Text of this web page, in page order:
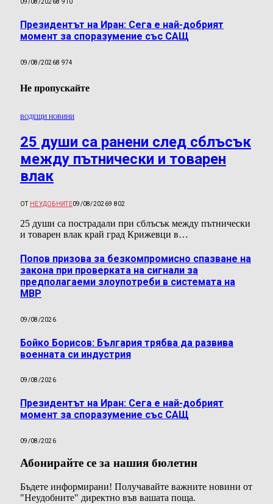
09/08/20268 910
Президентът на Иран: Сега е най-добрият
момент за споразумение със САЩ
09/08/20268 974
Не пропускайте
ВОДЕЩИ НОВИНИ
25 души са ранени след сблъсък
между пътнически и товарен
влак
ОТ НЕУДОБНИТЕ09/08/20269 802
25 души са пострадали при сблъсък между пътнически
и товарен влак край град Крижевци в…
Попов призова за безкомпромисно спазване на
закона при проверката на сигнали за
предполагаеми злоупотреби в системата на
МВР
09/08/2026
Бойко Борисов: България трябва да развива
военната си индустрия
09/08/2026
Президентът на Иран: Сега е най-добрият
момент за споразумение със САЩ
09/08/2026
Абонирайте се за нашия бюлетин
Бъдете информирани! Получавайте важните новини от
"Неудобните" директно във вашата поща.